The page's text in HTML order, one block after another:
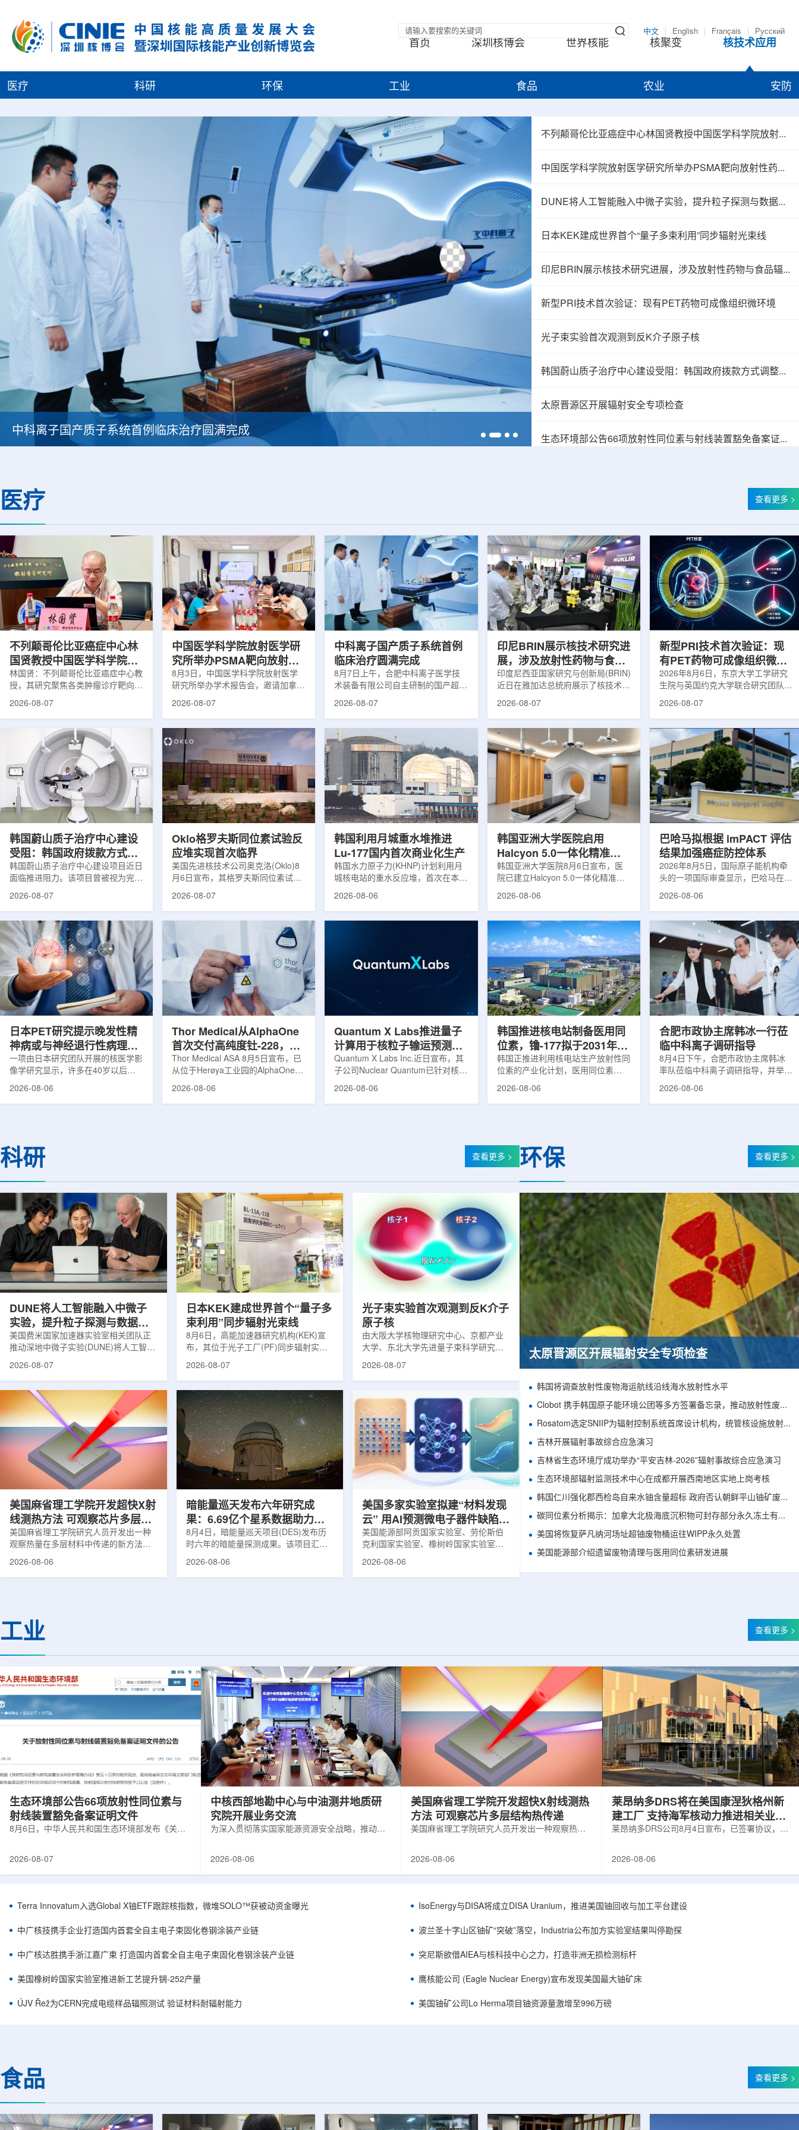
中文 English Français Русский
首页 深圳核博会 世界核能 核聚变 核技术应用
医疗 科研 环保 工业 食品 农业 安防
中科离子国产质子系统首例临床治疗圆满完成 韩国忠清北道上半年农水产品放射性检测结果达
不列颠哥伦比亚癌症中心林国贤教授中国医学科学院放射医学研究所开展学术交流
中国医学科学院放射医学研究所举办PSMA靶向放射性药物学术报告会
DUNE将人工智能融入中微子实验，提升粒子探测与数据处理能力
日本KEK建成世界首个“量子多束利用”同步辐射光束线
印尼BRIN展示核技术研究进展，涉及放射性药物与食品辐照应用
新型PRI技术首次验证：现有PET药物可成像组织微环境
光子束实验首次观测到反K介子原子核
韩国蔚山质子治疗中心建设受阻：韩国政府拨款方式调整影响项目推进
太原晋源区开展辐射安全专项检查
生态环境部公告66项放射性同位素与射线装置豁免备案证明文件
医疗 查看更多 >
不列颠哥伦比亚癌症中心林
国贤教授中国医学科学院放
射医学研究所开展学术交流
林国贤：不列颠哥伦比亚癌症中心教
授，其研究聚焦各类肿瘤诊疗靶向放
射性药物开发，迄今已主导/参与发
完成自研7款放射性药物的临床转
化，用于多种肿瘤诊疗。报告会上，
林国贤教授基于其团队多年的前沿探
索，系统梳理了针对前列腺癌靶点
PSMA的核药相关研究进展：一是F-
18标记PSMA靶向PET显像剂的分子
设计与临床优势;二是通过理性优化
分子结构，大幅提高Lu-177标记治
2026-08-07
中国医学科学院放射医学研
究所举办PSMA靶向放射性
药物学术报告会
8月3日，中国医学科学院放射医学
研究所举办学术报告会，邀请加拿大
温哥华不列颠哥伦比亚癌症中心林国
性药物开发》的学术报告。报告会采
取线上线下结合方式举行，放射所部
分科研人员和研究生参加。林国贤教
授长期从事肿瘤诊疗靶向放射性药物
开发研究，已主导或参与发表135余
篇同行评议期刊论文，提交30余项
放射性药物相关专利申请，并完成7
款自研放射性药物的临床转化，应用
2026-08-07
中科离子国产质子系统首例
临床治疗圆满完成
8月7日上午，合肥中科离子医学技
术装备有限公司自主研制的国产超导
回旋质子治疗系统，在合肥离子医学
治疗系统的重要突破。本例受试者为
肺癌患者。试验所用的超导质子治疗
系统，搭载中科离子自主研发的
SC240超导回旋加速器，具有超大照
射野、360°全周束流配送能力。治
疗全程依托多模融合4D图像引导精
准定位，能实现动态适配、精准治
疗。设备运行平稳低噪，治疗控制软
2026-08-07
印尼BRIN展示核技术研究进
展，涉及放射性药物与食品
辐照应用
印度尼西亚国家研究与创新局(BRIN)
近日在雅加达总统府展示了核技术研
究成果。BRIN局长阿里夫·萨特里亚
粮食和健康等领域。在健康领域，
BRIN正在开发用于核医学的放射性
药物。这类药物含有放射性物质，可
用于癌症诊断和治疗。阿里夫表示，
放射性药物研发对癌症识别和治疗具
有重要意义。在食品领域，BRIN将
核技术用于食品保鲜，重点包括出口
水果的辐照处理。阿里夫介绍，一些
2026-08-07
新型PRI技术首次验证：现
有PET药物可成像组织微环
境
2026年8月6日，东京大学工学研究
生院与英国约克大学联合研究团队宣
布，已建立一种利用正电子三光子衰
该方法可结合现有临床PET显像剂使
用，有望为核医学影像提供观察组织
微环境的新手段。利用正电子-3光子
衰变的下一代核医学成像概念图目前
临床PET扫描主要利用正电子双光子
湮灭过程显示药物在体内的分布和积
累情况，但对组织缺氧等与疾病恶性
程度相关的微环境信息捕捉有限。...
2026-08-07
韩国蔚山质子治疗中心建设
受阻：韩国政府拨款方式调
整影响项目推进
韩国蔚山质子治疗中心建设项目近日
面临推进阻力。该项目曾被视为完善
韩国东南部区域癌症治疗体系的关键
的难度明显上升。据蔚山市8月6日
消息，蔚山市已于去年3月完成质子
治疗中心建设可行性研究及基本规划
制定服务，并开始争取国家拨款。不
过，韩国保健福祉部回复称，难以单
独为蔚山市提供大型项目资金。此
前，蔚山市曾计划通过建设质子治疗
中心，构建癌症患者可在区域内完成
2026-08-07
Oklo格罗夫斯同位素试验反
应堆实现首次临界
美国先进核技术公司奥克洛(Oklo)8
月6日宣布，其格罗夫斯同位素试验
反应堆已在低功率状态下实现可控自
格罗夫斯同位素试验反应堆设施(图
片：格罗夫斯)格罗夫斯低功率试验
反应堆位于美国得克萨斯州洛克哈
特，是美国能源部反应堆试点计划下
首个在私人土地上实现临界的反应
堆。根据奥克洛介绍，该设施从未开
发土地起步建设，完成了土建开挖、
工程建设、组件制造或采购、燃料配
2026-08-07
韩国利用月城重水堆推进
Lu-177国内首次商业化生产
韩国水力原子力(KHNP)计划利用月
城核电站的重水反应堆，首次在本土
生产用于癌症治疗的放射性同位素
元化的供应链并缩短运输时间。此次
计划的首要目标是实现镥-177的商业
化生产，预计在2028年进行试生
产，并在2031年开始全面量产。之
后，韩国水力原子力还将扩大生产范
2026-08-06
韩国亚洲大学医院启用
Halcyon 5.0一体化精准放
射治疗方案
韩国亚洲大学医院8月6日宣布，医
院已建立Halcyon 5.0一体化精准放
射治疗解决方案，并开始全面用于患
实时运动管理整合到同一治疗流程
中，用于提升图像引导放射治疗的精
准度和安全性。此次实施方案以
Halcyon系统软件5.0版本为基础，集
成高分辨率锥形束CT成像系统
HyperSight、六自由度患者定位台
Dynamic Couch，以及表面引导放
射治疗系统IDENTIFY。亚洲大学医
2026-08-06
巴哈马拟根据 imPACT 评估
结果加强癌症防控体系
2026年8月5日，国际原子能机构牵
头的一项国际审查显示，巴哈马在加
强癌症治疗服务方面具备进一步提升
治疗效果提出了路线图。巴哈马拿骚
玛格丽特公主医院(图片：Pelow
Media/Adobe Stock)这项 imPACT
评估由国际原子能机构、世界卫生组
织/泛美卫生组织和国际癌症研究机
构共同开展，应巴哈马卫生与健康部
请求进行，重点评估该国癌症防控能
力和实际需求。6月9日至11日，专
2026-08-06
日本PET研究提示晚发性精
神病或与神经退行性病理相
关
一项由日本研究团队开展的核医学影
像学研究显示，许多在40岁以后首
次出现幻觉、妄想等精神病性症状的
踪剂^11C-PiB，以及tau蛋白PET示
踪剂^18F-florzolotau，对受试者大
神病患者中，β-淀粉样蛋白阳性...
2026-08-06
Thor Medical从AlphaOne
首次交付高纯度钍-228，商
业供货启动
Thor Medical ASA 8月5日宣布，已
从位于Herøya工业园的AlphaOne生
产设施完成首批高纯度钍-228(Th-
足靶向α疗法领域对高纯度...
2026-08-06
Quantum X Labs推进量子
计算用于核粒子输运预测模
拟
Quantum X Labs Inc.近日宣布，其
子公司Nuclear Quantum已针对核工
业计算模拟中的一项瓶颈提出新方
效率。Nuclear Quantum此次提出的
学能够直接在量子计算框架中表示和
模拟。...
2026-08-06
韩国推进核电站制备医用同
位素，镥-177拟于2031年商
业化生产
韩国正推进利用核电站生产放射性同
位素的产业化计划，医用同位素
镥-177(Lu-177)被列为首个商业化目
用较广的治疗性放射性同位素，可用
于前列腺癌、神经内分泌肿瘤等疾病
期约为6.6天，从生产、运输到药物
制备和患者给药...
2026-08-06
合肥市政协主席韩冰一行莅
临中科离子调研指导
8月4日下午，合肥市政协主席韩冰
率队莅临中科离子调研指导，并举行
座谈交流。市人大常委会副主任雍凤
经理陈永华，副总经理丁开忠、李
俊、光若怀陪同。韩冰一行详细了解
破、成果转化落地及产业化发展等方
面开...
2026-08-06
科研 查看更多 >
DUNE将人工智能融入中微子
实验，提升粒子探测与数据处
理能力
美国费米国家加速器实验室相关团队正
推动深地中微子实验(DUNE)将人工智能
互作用识别、事件分类和探测器管理能
力。DUNE位于长基线中微子设施，目
前已开始安装大型中微子探测器模块的
结构元件。该实验由近探测器和远探测
器组成：近探测器位于费米实验室，远
探测器设在南达科他州桑福德地下研究
设施地下约1英里处。两个探测器都将采
用液氩时间投影室技术，用于记录中微
2026-08-07
日本KEK建成世界首个“量子多
束利用”同步辐射光束线
8月6日，高能加速器研究机构(KEK)宣
布，其位于光子工厂(PF)同步辐射实验
射线与软X射线两束光束的同步利用。据
介绍，BL-11A和BL-11B由同步辐射学术
基础设施网络合作建设。该网络由大学
联合使用机构及联合使用、联合研究中
心的同步辐射装置组成，定位为科研和
教育基础设施。新光束线的主要特点在
于，可在同一实验条件下同时使用硬X射
线和软X射线，完成过去需要分别开展的
2026-08-07
光子束实验首次观测到反K介子
原子核
由大阪大学核物理研究中心、京都产业
大学、东北大学先进量子束科学研究中
台湾中央研究院和加拿大萨斯喀彻温大
LEPS2/Solenoid合作组，首次利用光子
束实验观测到含有反K介子的原子核。这
一成果为确认反K介子原子核的存在提供
了新的实验证据，也为理解高密度核物
质和中性子星内部结构提供了重要线
索。研究团队在日本兵库县大型同步辐
射设施SP...
2026-08-07
美国麻省理工学院开发超快X射
线测热方法 可观察芯片多层结
构热传递
美国麻省理工学院研究人员开发出一种
观察热量在多层材料中传递的新方法，
可用于精确测量计算机芯片等电子器件
多层结构时存在局限，例如常用的时域
热反射法难以区分不同材料层中的热传
题...
2026-08-06
暗能量巡天发布六年研究成
果：6.69亿个星系数据助力约
束宇宙加速膨胀
8月4日，暗能量巡天项目(DES)发布历
时六年的暗能量探测成果。该项目汇总
形成18篇相关论文，基于2013年至2019
加速...
2026-08-06
美国多家实验室拟建“材料发现
云” 用AI预测微电子器件缺陷影
响
美国能源部阿贡国家实验室、劳伦斯伯
克利国家实验室、橡树岭国家实验室和
西北大学的研究人员正计划开发材料发
工...
2026-08-06
环保 查看更多 >
太原晋源区开展辐射安全专项检查
韩国将调查放射性废物海运航线沿线海水放射性水平
Clobot 携手韩国原子能环境公团等多方签署备忘录，推动放射性废物安全管理多机型机器人示范
Rosatom选定SNIIP为辐射控制系统首席设计机构，统管核设施放射仪表标准化与进口替代保障
吉林开展辐射事故综合应急演习
吉林省生态环境厅成功举办“平安吉林-2026”辐射事故综合应急演习
生态环境部辐射监测技术中心在成都开展西南地区实地上岗考核
韩国仁川强化郡西检岛自来水铀含量超标 政府否认朝鲜平山铀矿废水影响
碳同位素分析揭示：加拿大北极海底沉积物可封存部分永久冻土有机碳
美国将恢复萨凡纳河场址超铀废物桶运往WIPP永久处置
美国能源部介绍遗留废物清理与医用同位素研发进展
工业 查看更多 >
生态环境部公告66项放射性同位素与
射线装置豁免备案证明文件
8月6日，中华人民共和国生态环境部发布《关于
将各省级生态环境主管部门报送的、已获得豁免
置、放射源或非密封放射性物质予以公告。随公
告发布的汇总表共列出66项备案记录，涉及山
东、天津、上海、河北、四川、甘肃、安徽、河
南、辽宁等地相关单位。备案内容涵盖...
2026-08-07
中核西部地勘中心与中油测井地质研
究院开展业务交流
为深入贯彻落实国家能源资源安全战略，推动油
地质研究院，开展专项技术交流研讨。会上，中
内油气测井成套装备、井下探测、岩石物理实
验、智能测井解释、深井探测及多源地质数据解
析等成熟技术体系，并结合实战案例分享了含油
气盆地铀矿勘查经验。王乐力介绍了西部中...
2026-08-06
美国麻省理工学院开发超快X射线测热
方法 可观察芯片多层结构热传递
美国麻省理工学院研究人员开发出一种观察热量
寸不断缩小、功率密度持续提高，器件过热正成
在面对真实电子器件的多层结构时存在局限，例
如常用的时域热反射法难以区分不同材料层中的
热传输情况，红外成像等方法也难以在微小尺度
上捕捉快速变化。为解决这一问题...
2026-08-06
莱昂纳多DRS将在美国康涅狄格州新
建工厂 支持海军核动力推进相关业务
增长
莱昂纳多DRS公司8月4日宣布，已签署协议，将
并为公司在核能领域的后续增长提供空间和基础
尔德帕克里奇路120号，占地约14.1087万平方英
尺。工厂建成后，将整合目前分布在康涅狄格州
丹伯里和贝瑟尔三个地点的业务。该设施预计于
2027年初投入使用，若最终设计和租户装修工...
2026-08-06
Terra Innovatum入选Global X铀ETF跟踪核指数，微堆SOLO™获被动资金曝光
中广核技携手企业打造国内首套全自主电子束固化卷钢涂装产业链
中广核达胜携手浙江嘉广束 打造国内首套全自主电子束固化卷钢涂装产业链
美国橡树岭国家实验室推进新工艺提升锎-252产量
ÚJV Řež为CERN完成电缆样品辐照测试 验证材料耐辐射能力
IsoEnergy与DISA将成立DISA Uranium，推进美国铀回收与加工平台建设
波兰圣十字山区铀矿“突破”落空，Industria公布加方实验室结果叫停勘探
突尼斯欲借AIEA与核科技中心之力，打造非洲无损检测标杆
鹰核能公司 (Eagle Nuclear Energy)宣布发现美国最大铀矿床
美国铀矿公司Lo Herma项目铀资源量激增至996万磅
食品 查看更多 >